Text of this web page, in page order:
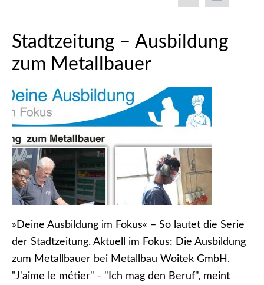
Stadtzeitung – Ausbildung
zum Metallbauer
»Deine Ausbildung im Fokus« – So lautet die Serie
der Stadtzeitung. Aktuell im Fokus: Die Ausbildung
zum Metallbauer bei Metallbau Woitek GmbH.
"J'aime le métier" - "Ich mag den Beruf", meint